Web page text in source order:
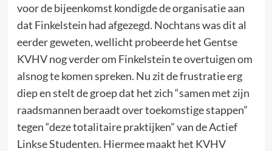
voor de bijeenkomst kondigde de organisatie aan
dat Finkelstein had afgezegd. Nochtans was dit al
eerder geweten, wellicht probeerde het Gentse
KVHV nog verder om Finkelstein te overtuigen om
alsnog te komen spreken. Nu zit de frustratie erg
diep en stelt de groep dat het zich “samen met zijn
raadsmannen beraadt over toekomstige stappen”
tegen “deze totalitaire praktijken” van de Actief
Linkse Studenten. Hiermee maakt het KVHV